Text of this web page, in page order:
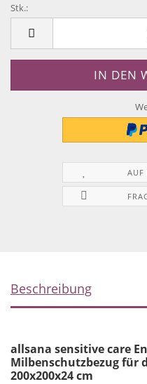
Stk.:
AUF
Beschreibung
allsana sensitive care
Milbenschutzbezug für
200x200x24 cm